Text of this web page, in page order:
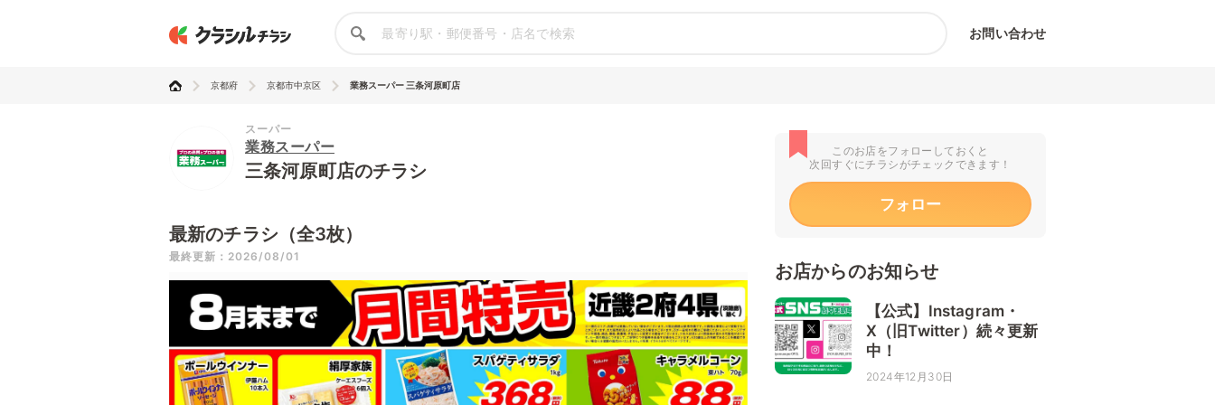
お問い合わせ
京都府 京都市中京区 業務スーパー 三条河原町店
スーパー
業務スーパー
三条河原町店のチラシ
最新のチラシ（全3枚）
最終更新：2026/08/01
このお店をフォローしておくと
次回すぐにチラシがチェックできます！
フォロー
お店からのお知らせ
【公式】Instagram・
X（旧Twitter）続々更新
中！
2024年12月30日